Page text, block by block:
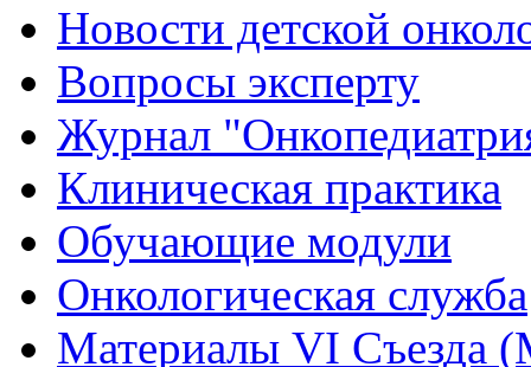
Новости детской
Вопросы эксперту
Журнал
Клиническая практика
Обучающие модули
Онкологическая служба
Материалы VI Съезда